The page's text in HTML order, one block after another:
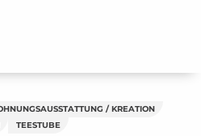
/ KREATION
TEESTUBE